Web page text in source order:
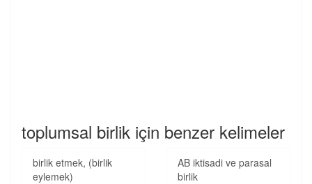
toplumsal birlik için benzer kelimeler
birlik etmek, (birlik
eylemek)
AB iktisadi ve parasal
birlik